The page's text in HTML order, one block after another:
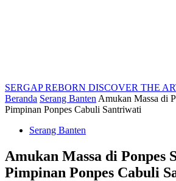
SERGAP REBORN DISCOVER THE
Beranda Serang Banten Amukan Massa di
Pimpinan Ponpes Cabuli Santriwati
Serang Banten
Amukan Massa di Ponpes
Pimpinan Ponpes Cabuli